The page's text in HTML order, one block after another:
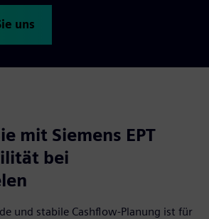
uns
mit Siemens EPT
bei
und stabile Cashflow-Planung ist für